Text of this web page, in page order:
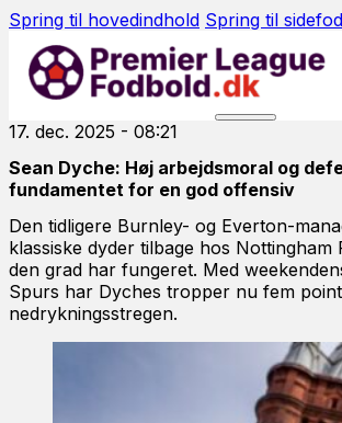
Spring til hovedindhold Spring til sidefod
17. dec. 2025 - 08:21
Sean Dyche: Høj arbejdsmoral og
fundamentet for en god offensiv
Den tidligere Burnley- og Everton-
klassiske dyder tilbage hos Nottingham
den grad har fungeret. Med
Spurs har Dyches tropper nu fem
nedrykningsstregen.